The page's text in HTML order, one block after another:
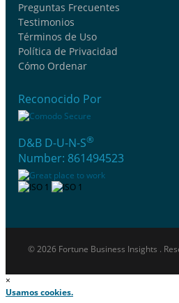
Preguntas Frecuentes
Testimonios
Términos de Uso
Política de Privacidad
Cómo Ordenar
Reconocido Por
D&B D-U-N-S®
Number: 861494523
© 2026 Fortune Business Insights .
×
Usamos cookies.